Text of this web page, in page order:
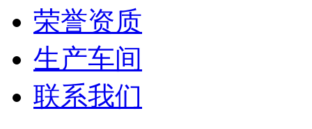
荣誉资质
生产车间
联系我们